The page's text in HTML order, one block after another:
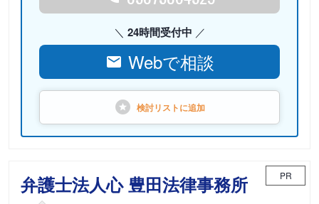
24時間受付中
Webで相談
検討リストに追加
弁護士法人心 豊田法律事務所 PR